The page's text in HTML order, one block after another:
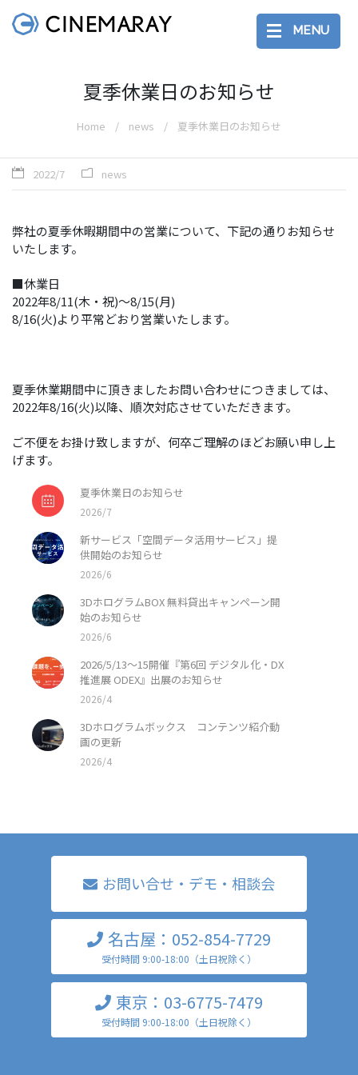
MENU
夏季休業日のお知らせ
Home news 夏季休業日のお知らせ
2022/7 news
夏季休業日のお知らせ
2026/7
新サービス「空間データ活用サービス」提
供開始のお知らせ
2026/6
3DホログラムBOX 無料貸出キャンペーン開
始のお知らせ
2026/6
2026/5/13〜15開催『第6回 デジタル化・DX
推進展 ODEX』出展のお知らせ
2026/4
3Dホログラムボックス コンテンツ紹介動
画の更新
2026/4
弊社の夏季休暇期間中の営業について、下記の通りお知らせ
いたします。
■休業日
2022年8/11(木・祝)〜8/15(月)
8/16(火)より平常どおり営業いたします。
夏季休業期間中に頂きましたお問い合わせにつきましては、
2022年8/16(火)以降、順次対応させていただきます。
ご不便をお掛け致しますが、何卒ご理解のほどお願い申し上
げます。
お問い合せ・デモ・相談会
名古屋：052-854-7729
受付時間 9:00-18:00（土日祝除く）
東京：03-6775-7479
受付時間 9:00-18:00（土日祝除く）